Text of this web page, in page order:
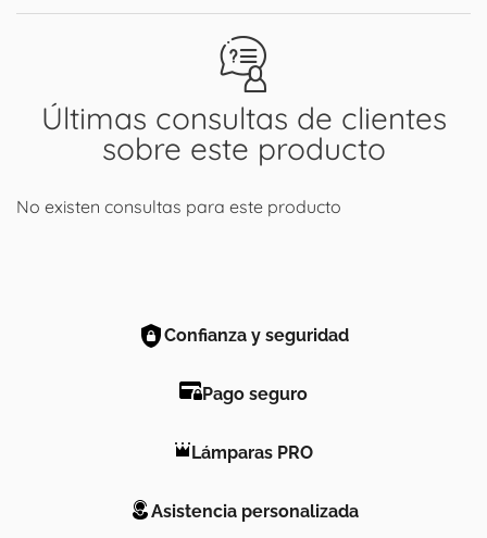
Últimas consultas de clientes
sobre este producto
No existen consultas para este producto
Confianza y seguridad
Pago seguro
Lámparas PRO
Asistencia personalizada